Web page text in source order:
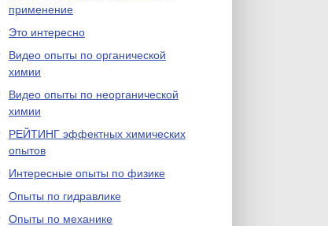
применение
Это интересно
Видео опыты по органической
химии
Видео опыты по неорганической
химии
РЕЙТИНГ эффектных химических
опытов
Интересные опыты по физике
Опыты по гидравлике
Опыты по механике